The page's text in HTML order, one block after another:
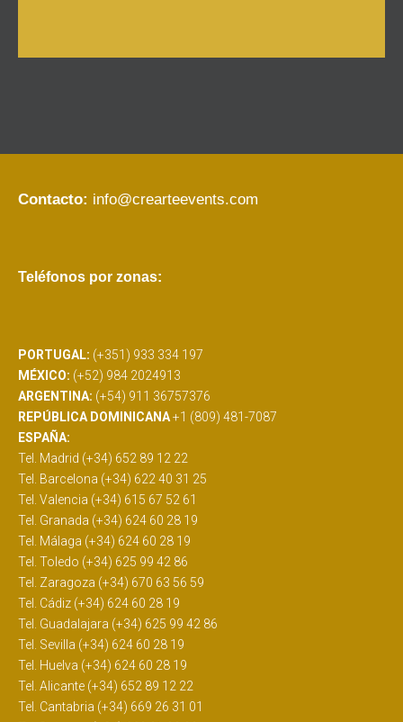
Contacto: info@crearteevents.com
Teléfonos por zonas:
PORTUGAL: (+351) 933 334 197
MÉXICO: (+52) 984 2024913
ARGENTINA: (+54) 911 36757376
REPÚBLICA DOMINICANA+1 (809) 481-7087
ESPAÑA:
Tel. Madrid (+34) 652 89 12 22
Tel. Barcelona (+34) 622 40 31 25
Tel. Valencia (+34) 615 67 52 61
Tel. Granada (+34) 624 60 28 19
Tel. Málaga (+34) 624 60 28 19
Tel. Toledo (+34) 625 99 42 86
Tel. Zaragoza (+34) 670 63 56 59
Tel. Cádiz (+34) 624 60 28 19
Tel. Guadalajara (+34) 625 99 42 86
Tel. Sevilla (+34) 624 60 28 19
Tel. Huelva (+34) 624 60 28 19
Tel. Alicante (+34) 652 89 12 22
Tel. Cantabria (+34) 669 26 31 01